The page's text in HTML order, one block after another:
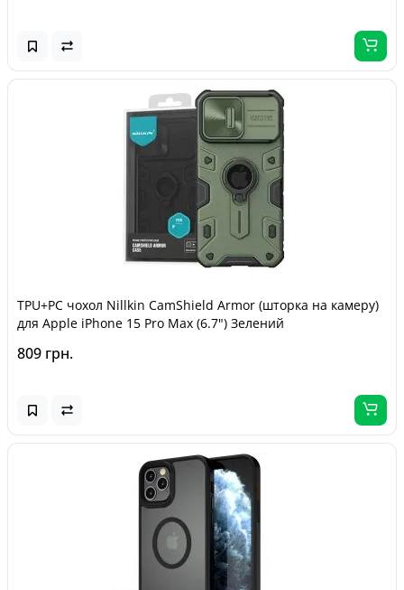
TPU+PC чохол Nillkin CamShield Armor (шторка на камеру)
для Apple iPhone 15 Pro Max (6.7") Зелений
809 грн.